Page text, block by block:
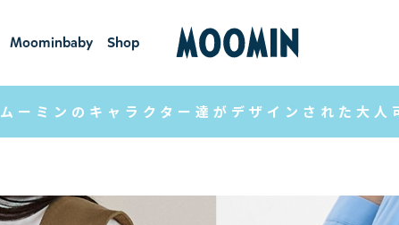
Moominbaby
ムーミンベ
ビー
Shop
ショ
ップ
ムーミンのキャラクター達がデザインされた大